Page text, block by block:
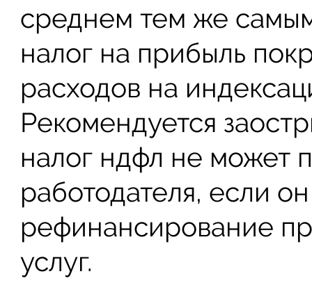
среднем тем же
налог на прибыль
расходов на
Рекомендуется
налог ндфл не может
работодателя, если
рефинансирование
услуг.